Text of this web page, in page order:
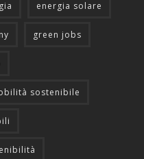
energia solare
green jobs
sostenibile